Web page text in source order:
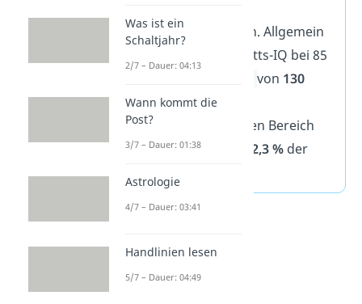
eingeschätzt werden. Allgemein
liegt der Durchschnitts-IQ bei 85
IQvon 130
gelten Menschen als
hochbegabt. In diesen Bereich
fallen nur ungefähr
2,3 % der
Was ist ein
Schaltjahr?
2/7 – Dauer: 04:13
Wann kommt die
Post?
3/7 – Dauer: 01:38
Astrologie
4/7 – Dauer: 03:41
Handlinien lesen
5/7 – Dauer: 04:49